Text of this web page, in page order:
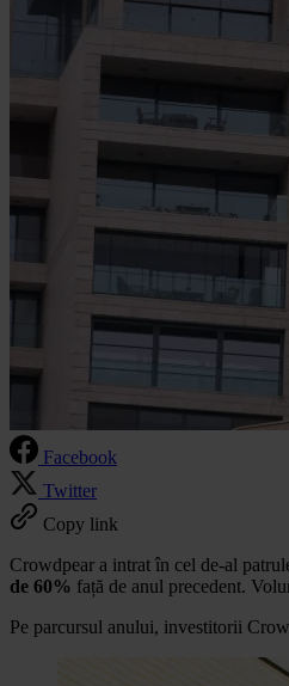
Facebook
Twitter
Copy link
Crowdpear a intrat în cel de-al
de 60% față de anul precedent.
Pe parcursul anului, investitorii